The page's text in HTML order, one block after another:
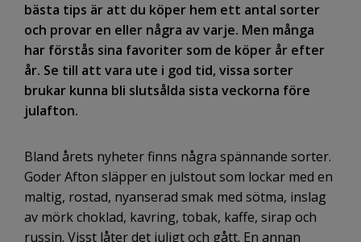
bästa tips är att du köper hem ett antal sorter
och provar en eller några av varje. Men många
har förstås sina favoriter som de köper år efter
år. Se till att vara ute i god tid, vissa sorter
brukar kunna bli slutsålda sista veckorna före
julafton.
Bland årets nyheter finns några spännande sorter.
Goder Afton släpper en julstout som lockar med en
maltig, rostad, nyanserad smak med sötma, inslag
av mörk choklad, kavring, tobak, kaffe, sirap och
russin. Visst låter det juligt och gått. En annan